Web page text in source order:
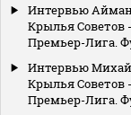
Интервью
Крылья Советов
Премьер-Лига.
Интервью
Крылья Советов
Премьер-Лига.